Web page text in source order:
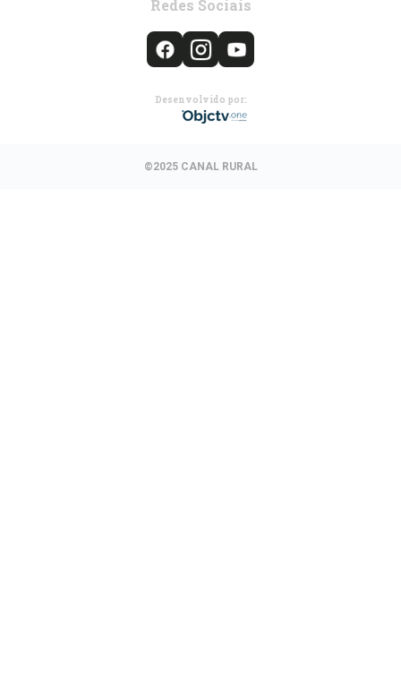
Redes Sociais
Desenvolvido por:
©2025 CANAL RURAL